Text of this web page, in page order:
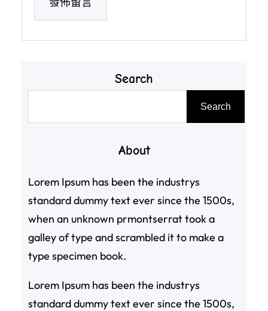
Search
Search
About
Lorem Ipsum has been the industrys
standard dummy text ever since the 1500s,
when an unknown prmontserrat took a
galley of type and scrambled it to make a
type specimen book.
Lorem Ipsum has been the industrys
standard dummy text ever since the 1500s,